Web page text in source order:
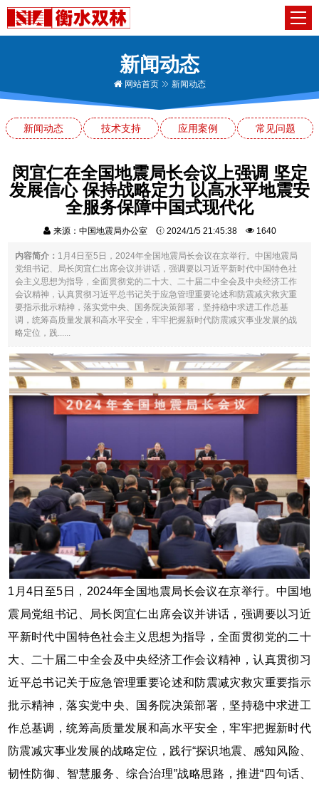
新闻动态
网站首页 新闻动态
新闻动态 技术支持 应用案例 常见问题
闵宜仁在全国地震局长会议上强调 坚定
发展信心 保持战略定力 以高水平地震安
全服务保障中国式现代化
来源：中国地震局办公室 2024/1/5 21:45:38 1640
内容简介： 1月4日至5日，2024年全国地震局长会议在京举行。中国地震局
党组书记、局长闵宜仁出席会议并讲话，强调要以习近平新时代中国特色社
会主义思想为指导，全面贯彻党的二十大、二十届二中全会及中央经济工作
会议精神，认真贯彻习近平总书记关于应急管理重要论述和防震减灾救灾重
要指示批示精神，落实党中央、国务院决策部署，坚持稳中求进工作总基
调，统筹高质量发展和高水平安全，牢牢把握新时代防震减灾事业发展的战
略定位，践......
1月4日至5日，2024年全国地震局长会议在京举行。中国地
震局党组书记、局长闵宜仁出席会议并讲话，强调要以习近
平新时代中国特色社会主义思想为指导，全面贯彻党的二十
大、二十届二中全会及中央经济工作会议精神，认真贯彻习
近平总书记关于应急管理重要论述和防震减灾救灾重要指示
批示精神，落实党中央、国务院决策部署，坚持稳中求进工
作总基调，统筹高质量发展和高水平安全，牢牢把握新时代
防震减灾事业发展的战略定位，践行“探识地震、感知风险、
韧性防御、智慧服务、综合治理”战略思路，推进“四句话、